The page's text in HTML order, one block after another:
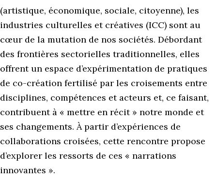
(artistique, économique, sociale, citoyenne), les
industries culturelles et créatives (ICC) sont au
cœur de la mutation de nos sociétés. Débordant
des frontières sectorielles traditionnelles, elles
offrent un espace d’expérimentation de pratiques
de co-création fertilisé par les croisements entre
disciplines, compétences et acteurs et, ce faisant,
contribuent à « mettre en récit » notre monde et
ses changements. À partir d’expériences de
collaborations croisées, cette rencontre propose
d’explorer les ressorts de ces « narrations
innovantes ».